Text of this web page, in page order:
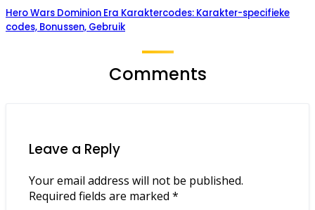
Hero Wars Dominion Era Karaktercodes: Karakter-specifieke
codes, Bonussen, Gebruik
Comments
Leave a Reply
Your email address will not be published.
Required fields are marked *